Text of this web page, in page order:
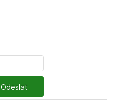
Odeslat